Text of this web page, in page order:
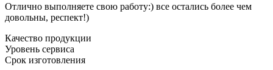
Отлично выполняете свою работу:) все остались более чем
довольны, респект!)
Качество продукции
Уровень сервиса
Срок изготовления